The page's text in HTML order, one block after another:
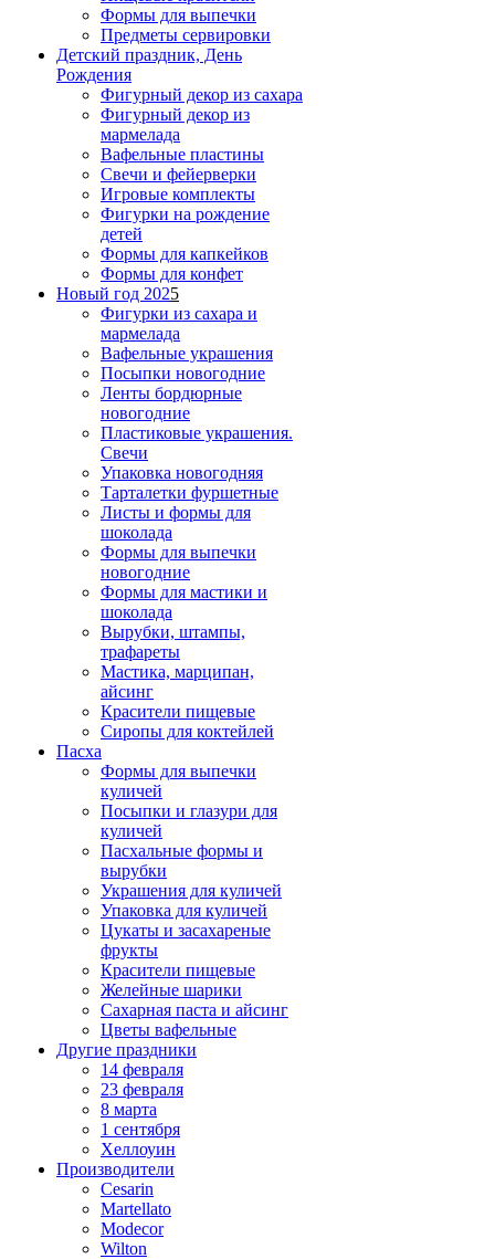
Формы для выпечки
Предметы сервировки
Детский праздник, День
Рождения
Фигурный декор из сахара
Фигурный декор из
мармелада
Вафельные пластины
Свечи и фейерверки
Игровые комплекты
Фигурки на рождение
детей
Формы для капкейков
Формы для конфет
Новый год 2025
Фигурки из сахара и
мармелада
Вафельные украшения
Посыпки новогодние
Ленты бордюрные
новогодние
Пластиковые украшения.
Свечи
Упаковка новогодняя
Тарталетки фуршетные
Листы и формы для
шоколада
Формы для выпечки
новогодние
Формы для мастики и
шоколада
Вырубки, штампы,
трафареты
Мастика, марципан,
айсинг
Красители пищевые
Сиропы для коктейлей
Пасха
Формы для выпечки
куличей
Посыпки и глазури для
куличей
Пасхальные формы и
вырубки
Украшения для куличей
Упаковка для куличей
Цукаты и засахареные
фрукты
Красители пищевые
Желейные шарики
Сахарная паста и айсинг
Цветы вафельные
Другие праздники
14 февраля
23 февраля
8 марта
1 сентября
Хеллоуин
Производители
Cesarin
Martellato
Modecor
Wilton